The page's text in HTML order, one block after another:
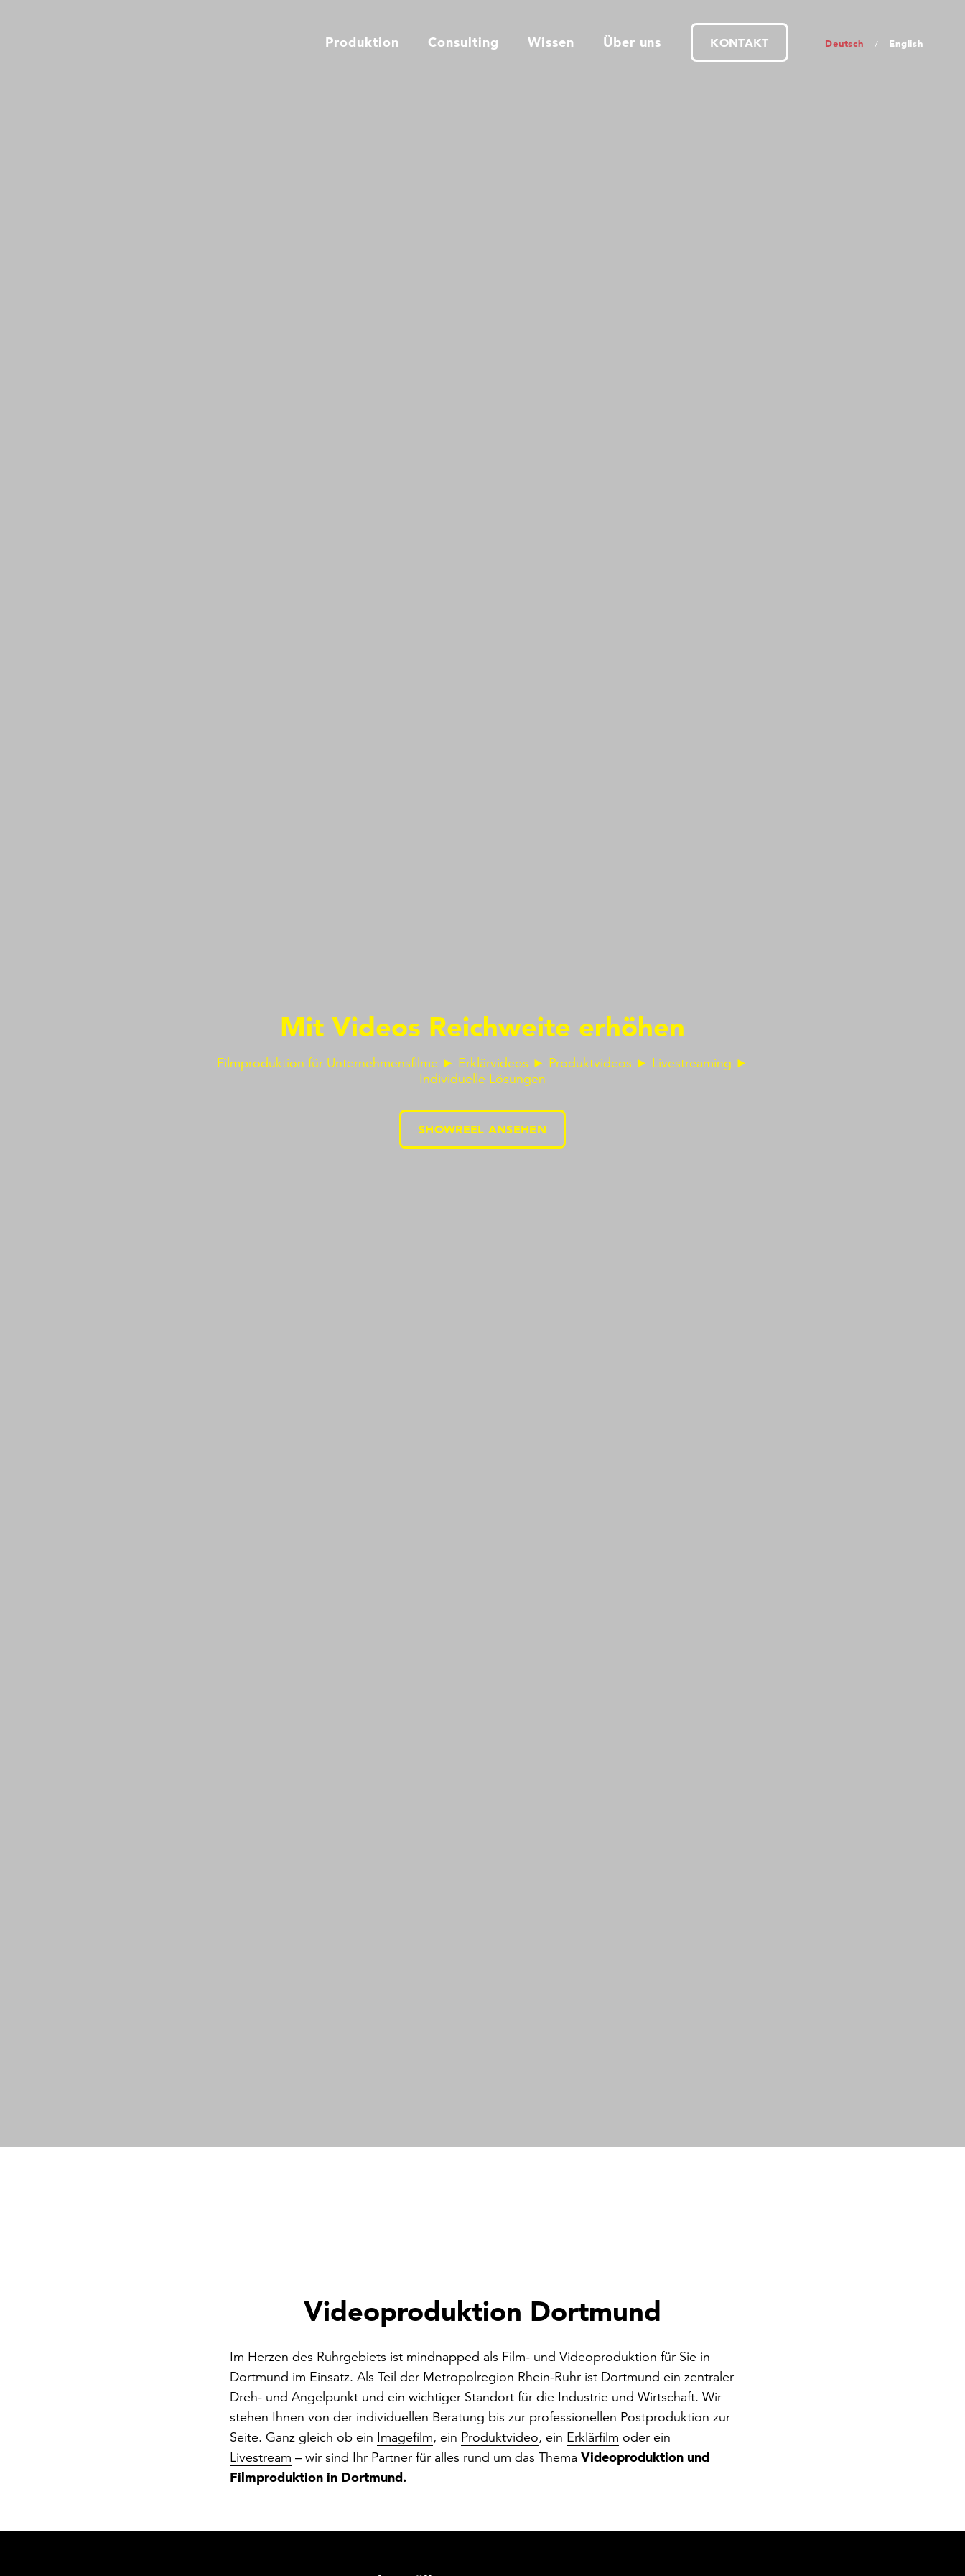
Deutsch English
KONTAKT
Produktion Consulting Wissen Über uns
Mit Videos Reichweite erhöhen
Filmproduktion für Unternehmensfilme ​​► Erklärvideos ► Produktvideos ► Livestreaming ►
Individuelle Lösungen
SHOWREEL ANSEHEN
Videoproduktion Dortmund
Im Herzen des Ruhrgebiets ist mindnapped als Film- und Videoproduktion für Sie in
Dortmund im Einsatz. Als Teil der Metropolregion Rhein-Ruhr ist Dortmund ein zentraler
Dreh- und Angelpunkt und ein wichtiger Standort für die Industrie und Wirtschaft. Wir
stehen Ihnen von der individuellen Beratung bis zur professionellen Postproduktion zur
Seite. Ganz gleich ob ein Imagefilm, ein Produktvideo, ein Erklärfilm oder ein
Livestream – wir sind Ihr Partner für alles rund um das Thema Videoproduktion und
Filmproduktion in Dortmund.